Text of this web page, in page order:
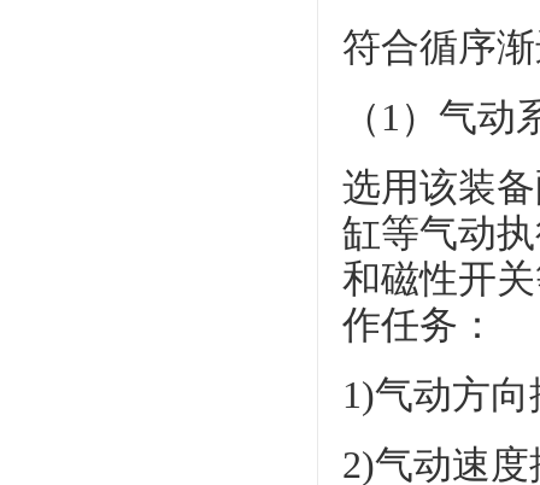
符合循序
（1）气
选用该装
缸等气动
和磁性开
作任务：
1)气动方
2)气动速